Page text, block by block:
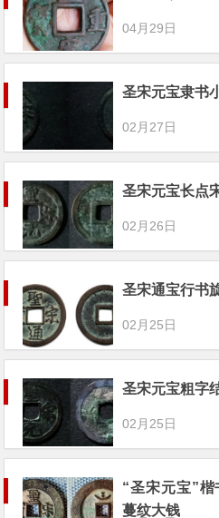
04月29日
圣宋元宝隶书
02月27日
圣宋元宝长点
02月26日
圣宋通宝行书
02月25日
圣宋元宝粗字
02月25日
“圣宋元宝”
蔓纹大钱